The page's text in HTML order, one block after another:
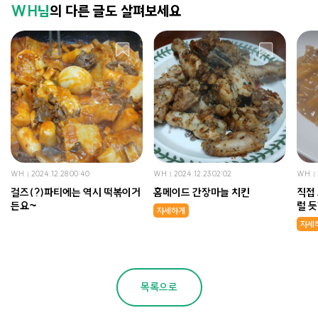
WH님의 다른 글도 살펴보세요
WH 2024.12.28 00:40
걸즈(?)파티에는 역시 떡볶이거
든요~
WH 2024.12.23 02:02
홈메이드 간장마늘 치킨
자세하게
WH
직접
럴
치킨
자세
목록으로